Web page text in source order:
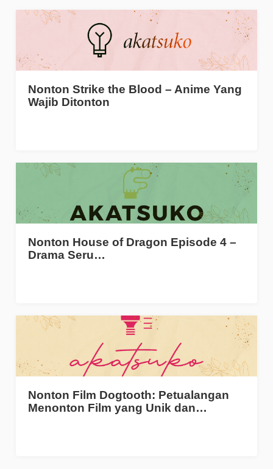
Nonton Strike the Blood – Anime Yang
Wajib Ditonton
Nonton House of Dragon Episode 4 –
Drama Seru…
Nonton Film Dogtooth: Petualangan
Menonton Film yang Unik dan…